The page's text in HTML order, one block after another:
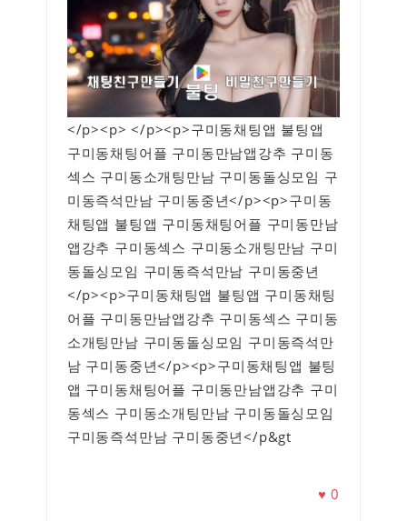
</p><p> </p><p>구미동채팅앱 불팅앱
구미동채팅어플 구미동만남앱강추 구미동
섹스 구미동소개팅만남 구미동돌싱모임 구
미동즉석만남 구미동중년</p><p>구미동
채팅앱 불팅앱 구미동채팅어플 구미동만남
앱강추 구미동섹스 구미동소개팅만남 구미
동돌싱모임 구미동즉석만남 구미동중년
</p><p>구미동채팅앱 불팅앱 구미동채팅
어플 구미동만남앱강추 구미동섹스 구미동
소개팅만남 구미동돌싱모임 구미동즉석만
남 구미동중년</p><p>구미동채팅앱 불팅
앱 구미동채팅어플 구미동만남앱강추 구미
동섹스 구미동소개팅만남 구미동돌싱모임
구미동즉석만남 구미동중년</p&gt
♥0